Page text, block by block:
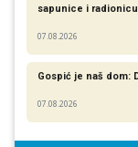
sapunice i
07.08.2026
Gospić je naš dom:
07.08.2026